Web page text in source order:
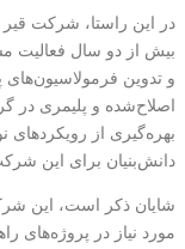
در این راستا، شرکت قیر
بیش از دو سال فعالیت
و تدوین فرمولاسیون‌های
اصلاح‌شده و پلیمری در
بهره‌گیری از رویکردهای
دانش‌بنیان برای این
شایان ذکر است، این
مورد نیاز در پروژه‌های